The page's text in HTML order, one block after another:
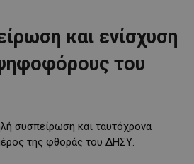
και ενίσχυση
του
συσπείρωση και ταυτόχρονα
της φθοράς του ΔΗΣΥ.